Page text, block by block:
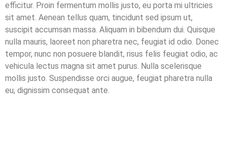
efficitur. Proin fermentum mollis justo, eu porta mi ultricies
sit amet. Aenean tellus quam, tincidunt sed ipsum ut,
suscipit accumsan massa. Aliquam in bibendum dui. Quisque
nulla mauris, laoreet non pharetra nec, feugiat id odio. Donec
tempor, nunc non posuere blandit, risus felis feugiat odio, ac
vehicula lectus magna sit amet purus. Nulla scelerisque
mollis justo. Suspendisse orci augue, feugiat pharetra nulla
eu, dignissim consequat ante.